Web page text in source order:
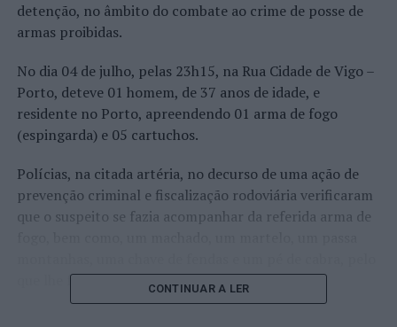
detenção, no âmbito do combate ao crime de posse de
armas proibidas.
No dia 04 de julho, pelas 23h15, na Rua Cidade de Vigo –
Porto, deteve 01 homem, de 37 anos de idade, e
residente no Porto, apreendendo 01 arma de fogo
(espingarda) e 05 cartuchos.
Polícias, na citada artéria, no decurso de uma ação de
prevenção criminal e fiscalização rodoviária verificaram
que o suspeito se fazia acompanhar da referida arma de
que lhe foram apreendidas.CONTINUAR A LER